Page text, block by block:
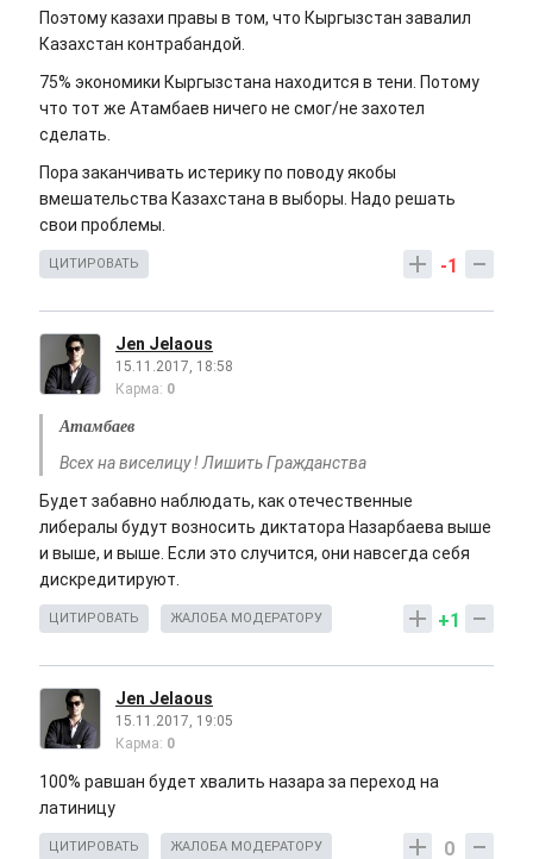
Поэтому казахи правы в том, что Кыргызстан завалил
Казахстан контрабандой.
75% экономики Кыргызстана находится в тени. Потому
что тот же Атамбаев ничего не смог/не захотел
сделать.
Пора заканчивать истерику по поводу якобы
вмешательства Казахстана в выборы. Надо решать
свои проблемы.
-1
ЦИТИРОВАТЬ
Jen Jelaous
15.11.2017, 18:58
Карма: 0
Атамбаев
Всех на виселицу ! Лишить Гражданства
Будет забавно наблюдать, как отечественные
либералы будут возносить диктатора Назарбаева выше
и выше, и выше. Если это случится, они навсегда себя
дискредитируют.
+1
ЦИТИРОВАТЬ ЖАЛОБА МОДЕРАТОРУ
Jen Jelaous
15.11.2017, 19:05
Карма: 0
100% равшан будет хвалить назара за переход на
латиницу
0
ЦИТИРОВАТЬ ЖАЛОБА МОДЕРАТОРУ